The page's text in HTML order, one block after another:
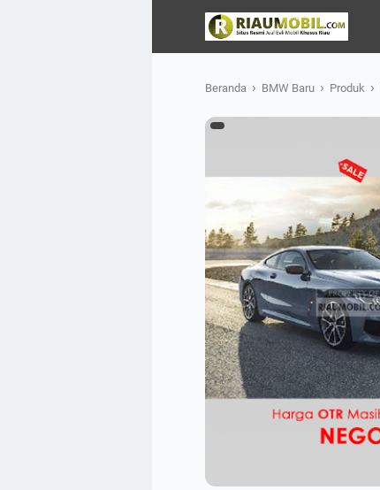
Beranda › BMW Baru › Produk ›